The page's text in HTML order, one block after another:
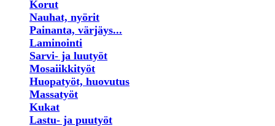
Korut
Nauhat, nyörit
Painanta, värjäys...
Laminointi
Sarvi- ja luutyöt
Mosaiikkityöt
Huopatyöt, huovutus
Massatyöt
Kukat
Lastu- ja puutyöt